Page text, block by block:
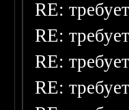
RE:
RE:
RE:
RE: